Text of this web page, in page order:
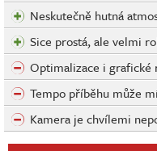
Neskutečně hutná
Sice prostá, ale velmi
Optimalizace i grafické
Tempo příběhu může
Kamera je chvílemi